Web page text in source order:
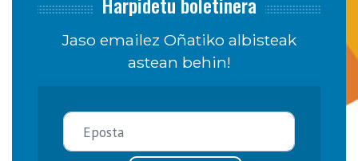
Jaso emailez Oñatiko albisteak
astean behin!